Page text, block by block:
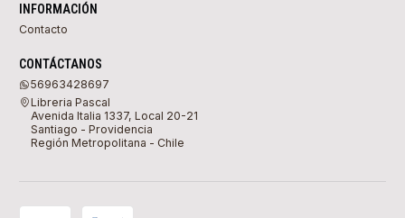
INFORMACIÓN
Contacto
CONTÁCTANOS
56963428697
Libreria Pascal
Avenida Italia 1337, Local 20-21
Santiago - Providencia
Región Metropolitana - Chile